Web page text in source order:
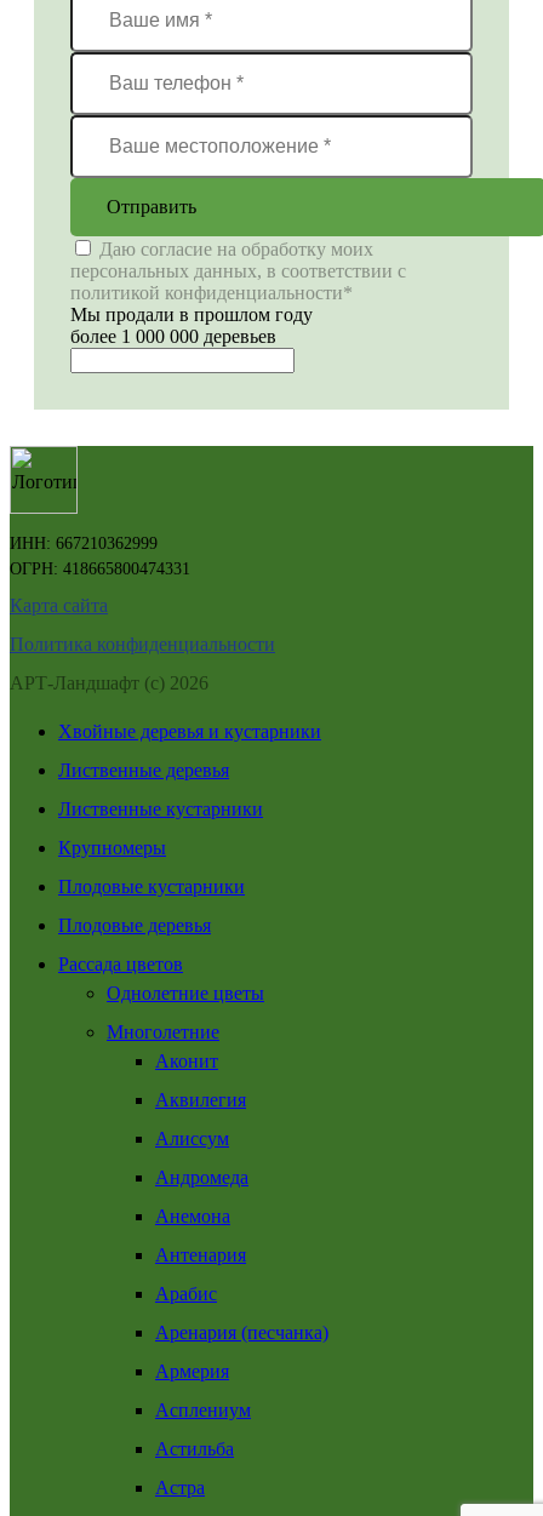
Отправить
Даю согласие на обработку моих
персональных данных, в соответствии с
политикой конфиденциальности*
Мы продали в прошлом году
более 1 000 000 деревьев
ИНН: 667210362999
ОГРН: 418665800474331
Карта сайта
Политика конфиденциальности
АРТ-Ландшафт (с) 2026
Хвойные деревья и кустарники
Лиственные деревья
Лиственные кустарники
Крупномеры
Плодовые кустарники
Плодовые деревья
Рассада цветов
Однолетние цветы
Многолетние
Аконит
Аквилегия
Алиссум
Андромеда
Анемона
Антенария
Арабис
Аренария (песчанка)
Армерия
Асплениум
Астильба
Астра